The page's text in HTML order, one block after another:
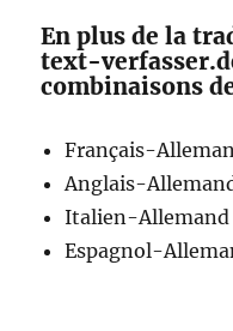
En plus de la
text-
combinaisons
Français-
Anglais-
Italien-Allemand
Espagnol-